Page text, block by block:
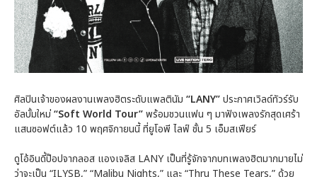
ศิลปินเจ้าของผลงานเพลงฮิตระดับแพลตินัม “LANY”ประกาศเวิลด์ทัวร์รับ
อัลบั้มใหม่“Soft World Tour”พร้อมชวนแฟน ๆ มาฟังเพลงรักสุดเศร้า
แสนซอฟต์แล้ว 10 พฤศจิกายนนี้ ที่ยูโอพี ไลฟ์ ชั้น 5 เอ็มสเฟียร์
ดูโอ้อินดี้ป๊อปจากลอส แองเจลิส LANY เป็นที่รู้จักจากบทเพลงฮิตมากมายไม่
ว่าจะเป็น “ILYSB,” “Malibu Nights,” และ “Thru These Tears,” ด้วย